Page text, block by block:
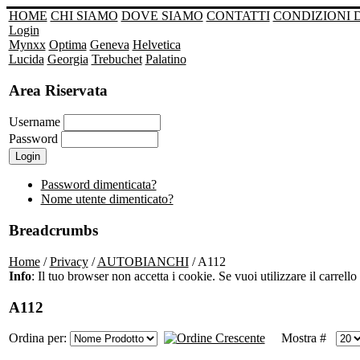
HOME CHI SIAMO DOVE SIAMO CONTATTI CONDIZIONI
Login
Mynxx Optima Geneva Helvetica
Lucida Georgia Trebuchet Palatino
Area Riservata
Username
Password
Password dimenticata?
Nome utente dimenticato?
Breadcrumbs
Home/Privacy/AUTOBIANCHI/ A112
Info: Il tuo browser non accetta i cookie. Se vuoi utilizzare il
A112
Ordina per: Mostra #